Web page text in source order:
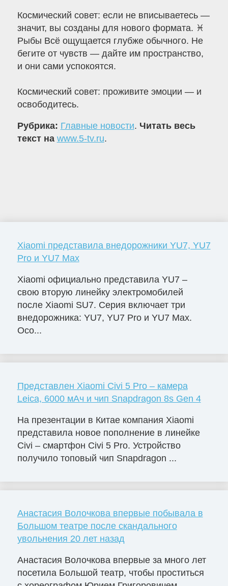
Космический совет: если не вписываетесь —
значит, вы созданы для нового формата. ♓
Рыбы Всё ощущается глубже обычного. Не
бегите от чувств — дайте им пространство,
и они сами успокоятся.
Космический совет: проживите эмоции — и
освободитесь.
Рубрика: Главные новости. Читать весь
текст на www.5-tv.ru.
Xiaomi представила внедорожники YU7, YU7
Pro и YU7 Max
Xiaomi официально представила YU7 –
свою вторую линейку электромобилей
после Xiaomi SU7. Серия включает три
внедорожника: YU7, YU7 Pro и YU7 Max.
Осо...
Представлен Xiaomi Civi 5 Pro – камера
Leica, 6000 мАч и чип Snapdragon 8s Gen 4
На презентации в Китае компания Xiaomi
представила новое пополнение в линейке
Civi – смартфон Civi 5 Pro. Устройство
получило топовый чип Snapdragon ...
Анастасия Волочкова впервые побывала в
Большом театре после скандального
увольнения 20 лет назад
Анастасия Волочкова впервые за много лет
посетила Большой театр, чтобы проститься